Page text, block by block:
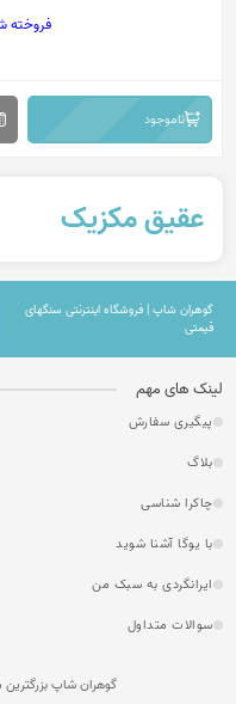
فروخته
ناموجود
عقیق مکزیک
گوهران شاپ | فروشگاه اینترنتی سنگهای
قیمتی
لینک های مهم
پیگیری سفارش
بلاگ
چاکرا شناسی
با یوگا آشنا شوید
ایرانگردی به سبک من
سوالات متداول
گوهران شاپ